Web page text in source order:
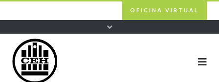
OFICINA VIRTUAL